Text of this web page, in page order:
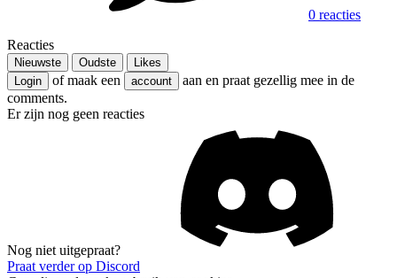
0 reacties
Reacties
Nieuwste Oudste
Likes
Login
of maak een account
aan en praat gezellig mee in de
comments.
Er zijn nog geen reacties
Nog niet uitgepraat?
Praat verder op Discord